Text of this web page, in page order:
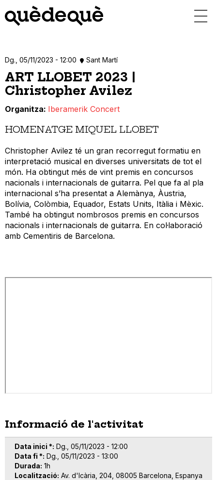
contingut
Dg., 05/11/2023 - 12:00 Sant Martí
ART LLOBET 2023 |
Christopher Avilez
Organitza Iberamerik Concert
HOMENATGE MIQUEL LLOBET
Christopher Avilez té un gran recorregut formatiu en
interpretació musical en diverses universitats de tot el
món. Ha obtingut més de vint premis en concursos
nacionals i internacionals de guitarra. Pel que fa al pla
internacional s’ha presentat a Alemànya, Àustria,
Bolívia, Colòmbia, Equador, Estats Units, Itàlia i Mèxic.
També ha obtingut nombrosos premis en concursos
nacionals i internacionals de guitarra. En col·laboració
amb Cementiris de Barcelona.
Informació de l'activitat
Data inici * Dg., 05/11/2023 - 12:00
Data fi * Dg., 05/11/2023 - 13:00
Durada 1h
Localització Av. d'Icària, 204, 08005 Barcelona, Espanya